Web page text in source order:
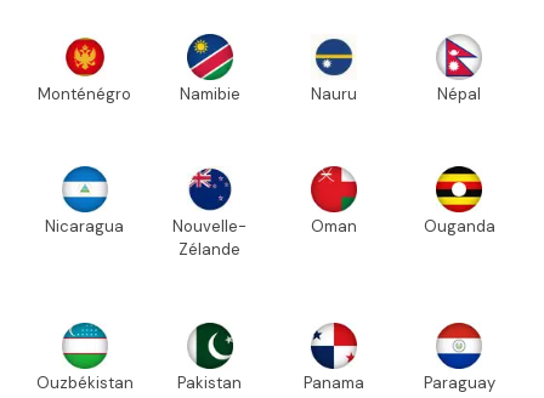
Monténégro Namibie Nauru Népal
Nicaragua
Nouvelle-
Zélande
Oman Ouganda
Ouzbékistan Pakistan Panama Paraguay